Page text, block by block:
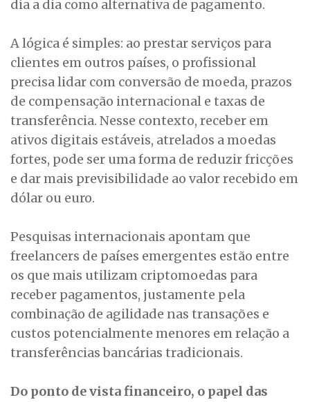
dia a dia como alternativa de pagamento.
A lógica é simples: ao prestar serviços para
clientes em outros países, o profissional
precisa lidar com conversão de moeda, prazos
de compensação internacional e taxas de
transferência. Nesse contexto, receber em
ativos digitais estáveis, atrelados a moedas
fortes, pode ser uma forma de reduzir fricções
e dar mais previsibilidade ao valor recebido em
dólar ou euro.
Pesquisas internacionais apontam que
freelancers de países emergentes estão entre
os que mais utilizam criptomoedas para
receber pagamentos, justamente pela
combinação de agilidade nas transações e
custos potencialmente menores em relação a
transferências bancárias tradicionais.
Do ponto de vista financeiro, o papel das